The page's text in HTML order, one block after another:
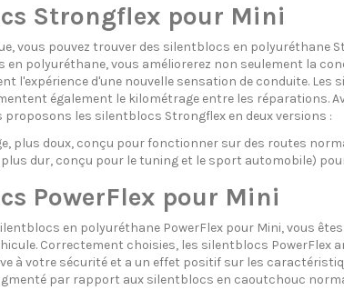
Strongflex pour Mini
vous pouvez trouver des silentblocs en
en polyuréthane, vous améliorerez non seulement la
l'expérience d'une nouvelle sensation de conduite.
également le kilométrage entre les réparations.
proposons les silentblocs Strongflex en deux versions :
plus doux, conçu pour fonctionner sur des routes
plus dur, conçu pour le tuning et le sport automobile)
PowerFlex pour Mini
en polyuréthane PowerFlex pour Mini, vous
Correctement choisies, les silentblocs PowerFlex
à votre sécurité et a un effet positif sur les
par rapport aux silentblocs en caoutchouc